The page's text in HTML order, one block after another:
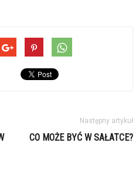
Następny artykuł
CO MOŻE BYĆ W SAŁATCE?